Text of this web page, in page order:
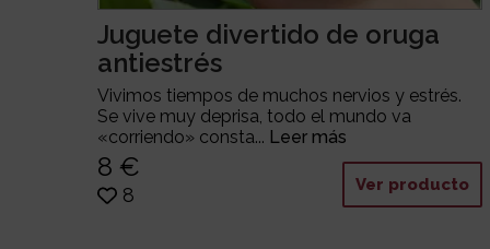
Juguete divertido de oruga
antiestrés
Vivimos tiempos de muchos nervios y estrés.
Se vive muy deprisa, todo el mundo va
«corriendo» consta... Leer más
8 €
8 Ver producto